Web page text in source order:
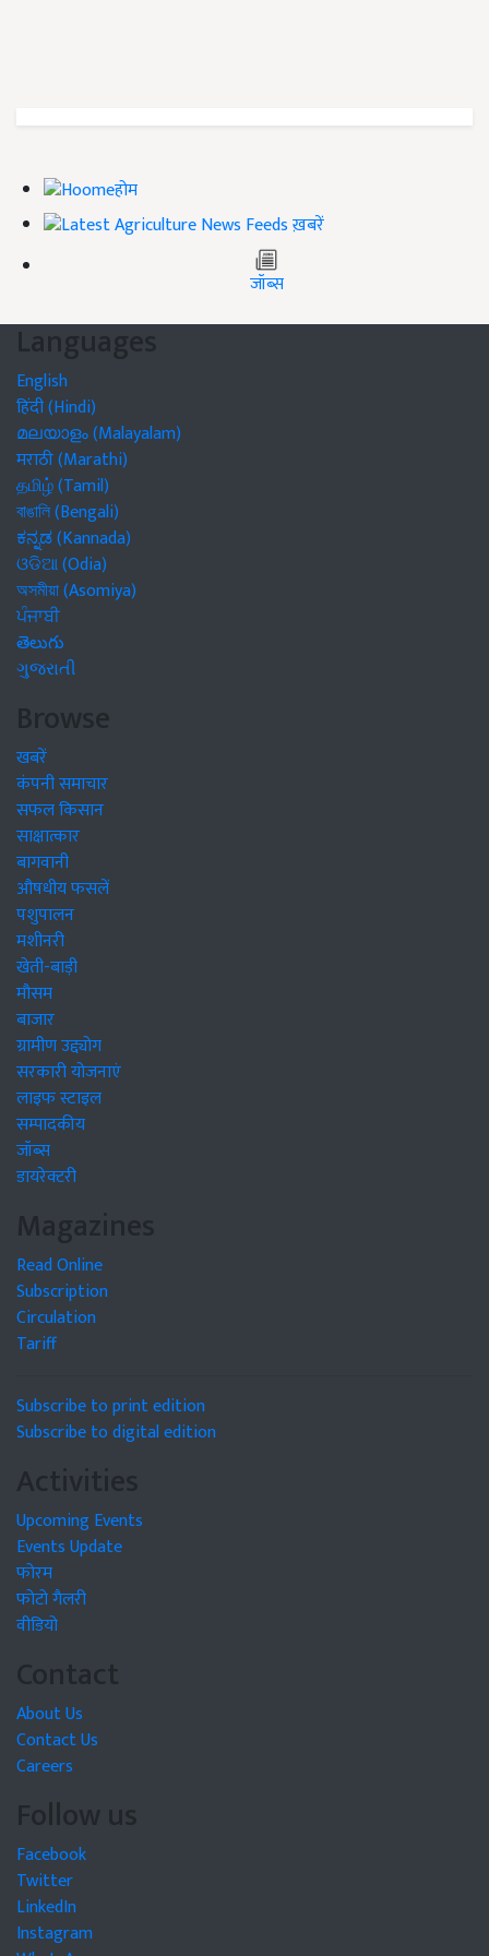
होम
ख़बरें
जॉब्स
Languages
English
हिंदी (Hindi)
മലയാളം (Malayalam)
मराठी (Marathi)
தமிழ் (Tamil)
বাঙালি (Bengali)
ಕನ್ನಡ (Kannada)
ଓଡିଆ (Odia)
অসমীয়া (Asomiya)
ਪੰਜਾਬੀ
తెలుగు
ગુજરાતી
Browse
खबरें
कंपनी समाचार
सफल किसान
साक्षात्कार
बागवानी
औषधीय फसलें
पशुपालन
मशीनरी
खेती-बाड़ी
मौसम
बाजार
ग्रामीण उद्द्योग
सरकारी योजनाएं
लाइफ स्टाइल
सम्पादकीय
जॉब्स
डायरेक्टरी
Magazines
Read Online
Subscription
Circulation
Tariff
Subscribe to print edition
Subscribe to digital edition
Activities
Upcoming Events
Events Update
फोरम
फोटो गैलरी
वीडियो
Contact
About Us
Contact Us
Careers
Follow us
Facebook
Twitter
LinkedIn
Instagram